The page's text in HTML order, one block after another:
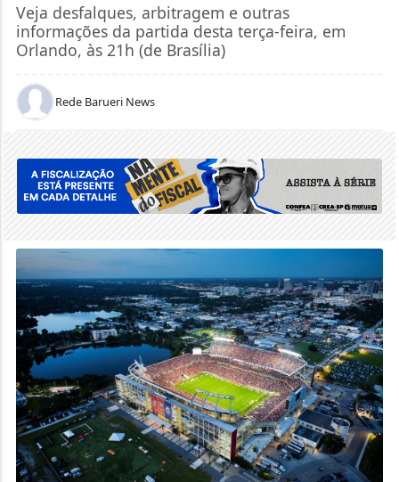
Veja desfalques, arbitragem e outras
informações da partida desta terça-feira, em
Orlando, às 21h (de Brasília)
Rede Barueri News